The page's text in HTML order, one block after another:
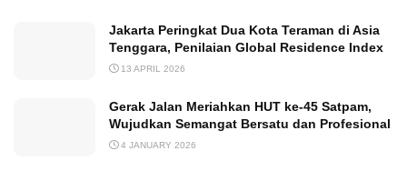
Jakarta Peringkat Dua Kota Teraman di Asia
Tenggara, Penilaian Global Residence Index
13 APRIL 2026
Gerak Jalan Meriahkan HUT ke-45 Satpam,
Wujudkan Semangat Bersatu dan Profesional
4 JANUARY 2026